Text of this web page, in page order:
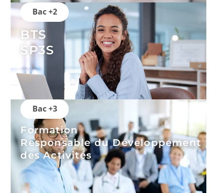
Bac +2
BTS
SP3S
Bac +3
Formation
Responsable du Développement
des Activités